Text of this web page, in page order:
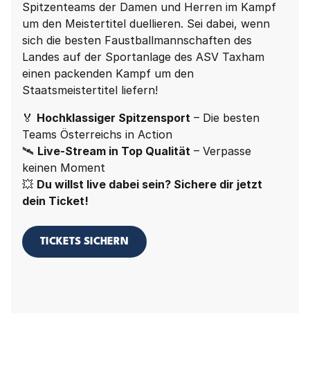
Spitzenteams der Damen und Herren im Kampf
um den Meistertitel duellieren. Sei dabei, wenn
sich die besten Faustballmannschaften des
Landes auf der Sportanlage des ASV Taxham
einen packenden Kampf um den
Staatsmeistertitel liefern!
🏅 Hochklassiger Spitzensport – Die besten
Teams Österreichs in Action
🛰 Live-Stream in Top Qualität – Verpasse
keinen Moment
💥 Du willst live dabei sein? Sichere dir jetzt
dein Ticket!
TICKETS SICHERN